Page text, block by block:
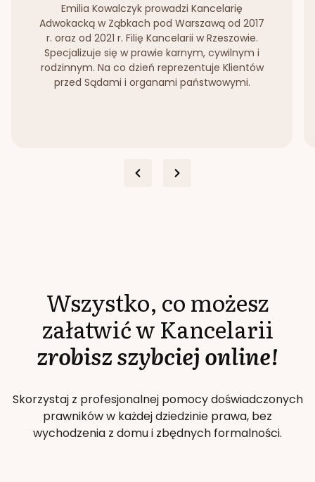
Emilia Kowalczyk prowadzi Kancelarię
Adwokacką w Ząbkach pod Warszawą od 2017
r. oraz od 2021 r. Filię Kancelarii w Rzeszowie.
Specjalizuje się w prawie karnym, cywilnym i
rodzinnym. Na co dzień reprezentuje Klientów
przed Sądami i organami państwowymi.
Wszystko, co możesz
załatwić w Kancelarii
zrobisz szybciej online!
Skorzystaj z profesjonalnej pomocy doświadczonych
prawników w każdej dziedzinie prawa, bez
wychodzenia z domu i zbędnych formalności.